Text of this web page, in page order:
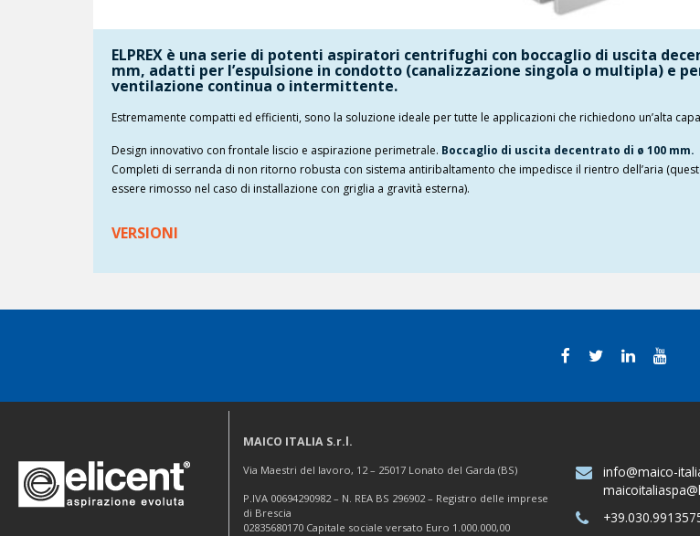
ELPREX è una serie di potenti aspiratori centrifughi con boccaglio di uscita
mm, adatti per l’espulsione in condotto (canalizzazione singola o multipla) e
ventilazione continua o intermittente.
Estremamente compatti ed efficienti, sono la soluzione ideale per tutte le applicazioni che richiedono un’alta
Design innovativo con frontale liscio e aspirazione perimetrale. Boccaglio di uscita decentrato di ø 100 mm.
Completi di serranda di non ritorno robusta con sistema antiribaltamento che impedisce il rientro dell’aria
essere rimosso nel caso di installazione con griglia a gravità esterna).
VERSIONI
MAICO ITALIA S.r.l.
Via Maestri del lavoro, 12 – 25017 Lonato del Garda (BS)
P.IVA 00694290982 – N. REA BS 296902 – Registro delle imprese
di Brescia
02835680170 Capitale sociale versato Euro 1.000.000,00
info@maico-